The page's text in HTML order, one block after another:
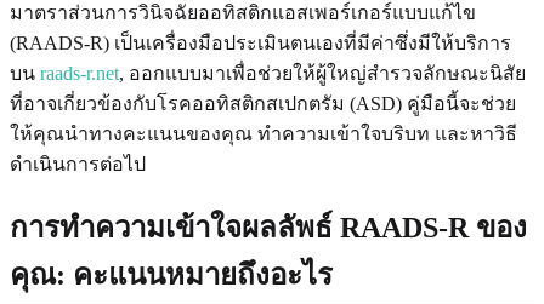
มาตราส่วนการวินิจฉัยออทิสติกแอสเพอร์เกอร์แบบแก้ไข
(RAADS-R) เป็นเครื่องมือประเมินตนเองที่มีค่าซึ่งมีให้บริการ
บน raads-r.net, ออกแบบมาเพื่อช่วยให้ผู้ใหญ่สำรวจลักษณะนิสัย
ที่อาจเกี่ยวข้องกับโรคออทิสติกสเปกตรัม (ASD) คู่มือนี้จะช่วย
ให้คุณนำทางคะแนนของคุณ ทำความเข้าใจบริบท และหาวิธี
ดำเนินการต่อไป
การทำความเข้าใจผลลัพธ์ RAADS-R ของ
คุณ: คะแนนหมายถึงอะไร